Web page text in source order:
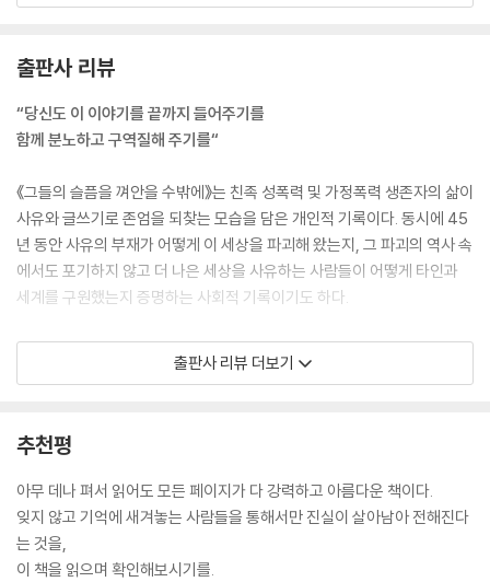
나는 글에서 이것을 발견했다. 글은 내 친구였다. 글은 나무가 우거진 오솔
길을 달리는 내 작은 기차였다. 글은 타올랐다. 글은 힘이었다. 글은 창을
열었다. 글은 내 옷을 벗겨 냈다. 글은 일을 꾸몄다. 비명을 질렀다. 글은 저
--- pp.28-29 「글은 타올랐다」중에서
당신은 나를 두려워하고 있군요. 그런 당신의 모습이 보여요. 나를 바라보
지 않는 당신. 나를 보지 않으려고 안간힘을 쓰는 당신. (…) 내 존재가 당신
에게도 무슨 일이든 일어날 수 있다는 사실을 상기시켜요.
하지만 감히 말하건대, 거짓 속에 사는 것은 삶을 반만 사는 것과 같습니다.
나의 진짜 이야기를 시작하고 나서야 저도 진정한 행복이 무엇인지, 자유
--- p.122 「웃음을 멈추고 함께 싸워주기를」중에서
내가 먼 부카부 판지 병원에서 그랬듯 당신도 내 이야기를 끝까지 들어주
기를, 마음을 열어주기를, 함께 분노하고 구역질해 주기를.
--- p.140 「죽음에 내몰린 여자들과 그들을 돕는 남자」중에서
출판사 리뷰
“당신도 이 이야기를 끝까지 들어주기를
함께 분노하고 구역질해 주기를“
《그들의 슬픔을 껴안을 수밖에》는 친족 성폭력 및 가정폭력 생존자의 삶이
사유와 글쓰기로 존엄을 되찾는 모습을 담은 개인적 기록이다. 동시에 45
년 동안 사유의 부재가 어떻게 이 세상을 파괴해 왔는지, 그 파괴의 역사 속
에서도 포기하지 않고 더 나은 세상을 사유하는 사람들이 어떻게 타인과
세계를 구원했는지 증명하는 사회적 기록이기도 하다.
이브 엔슬러는 콩고민주공화국 판지 병원에서 내전에 휩쓸려 성폭행을 당
한 여성들을 만난다. 전쟁에 의해 순식간에 인권과 존엄이 짓밟힌 그들은
복을 돕는 사람들이 있다. 이들 모두 이 세상의 잘못을 바로잡기 위해 기꺼
이 사유하고 저항하는 사람이다. 이런 이들의 이야기를 찾아다니고 글로
기록하며 이브 엔슬러는 우리 모두에게 요구한다. 나의 아픔과 다른 이의
아픔에서 시선을 돌리지 말 것을. 이 현실을 마주한 이상, 진실이 무섭고 섬
뜩하더라도 모른 척 말 것을. 이 모든 절망에 굴하지 않고 함께 더 나은 세
출판사 리뷰 더보기
추천평
아무 데나 펴서 읽어도 모든 페이지가 다 강력하고 아름다운 책이다.
잊지 않고 기억에 새겨놓는 사람들을 통해서만 진실이 살아남아 전해진다
는 것을,
이 책을 읽으며 확인해보시기를.